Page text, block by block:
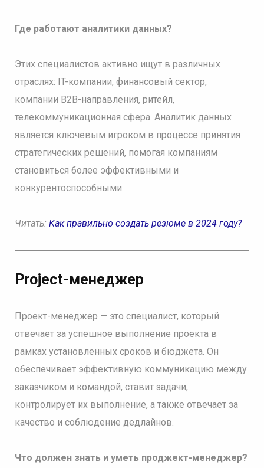
Где работают аналитики данных?
Этих специалистов активно ищут в различных
отраслях: IT-компании, финансовый сектор,
компании B2B-направления, ритейл,
телекоммуникационная сфера. Аналитик данных
является ключевым игроком в процессе принятия
стратегических решений, помогая компаниям
становиться более эффективными и
конкурентоспособными.
Читать: Как правильно создать резюме в 2024 году?
Project-менеджер
Проект-менеджер — это специалист, который
отвечает за успешное выполнение проекта в
рамках установленных сроков и бюджета. Он
обеспечивает эффективную коммуникацию между
заказчиком и командой, ставит задачи,
контролирует их выполнение, а также отвечает за
качество и соблюдение дедлайнов.
Что должен знать и уметь проджект-менеджер?